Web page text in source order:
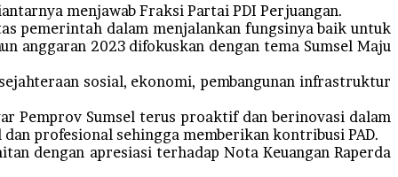
menjawab Fraksi Partai PDI Perjuangan.
pemerintah dalam menjalankan fungsinya baik untuk
anggaran 2023 difokuskan dengan tema Sumsel Maju
sosial, ekonomi, pembangunan infrastruktur
Pemprov Sumsel terus proaktif dan berinovasi dalam
profesional sehingga memberikan kontribusi PAD.
dengan apresiasi terhadap Nota Keuangan Raperda